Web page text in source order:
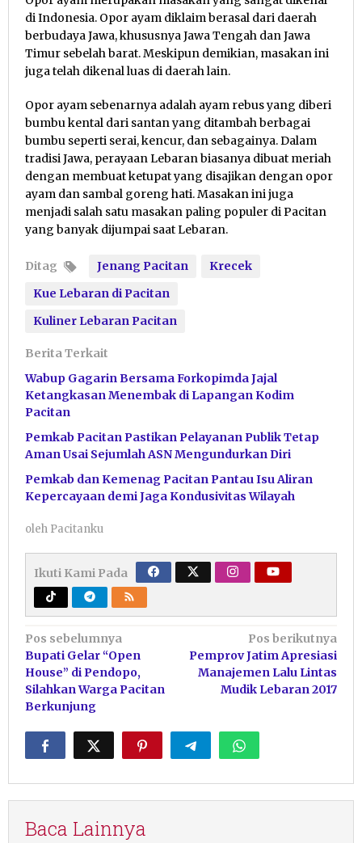
di Indonesia. Opor ayam diklaim berasal dari daerah
berbudaya Jawa, khususnya Jawa Tengah dan Jawa
Timur sebelah barat. Meskipun demikian, masakan ini
juga telah dikenal luas di daerah lain.
Opor ayam sebenarnya adalah ayam rebus yang diberi
bumbu kental dari santan yang ditambah berbagai
bumbu seperti serai, kencur, dan sebagainya. Dalam
tradisi Jawa, perayaan Lebaran biasanya dibuat meriah
dengan membuat ketupat yang disajikan dengan opor
ayam dan sambal goreng hati. Masakan ini juga
menjadi salah satu masakan paling populer di Pacitan
yang banyak dijumpai saat Lebaran.
Ditag Jenang Pacitan
Krecek
Kue Lebaran di Pacitan
Kuliner Lebaran Pacitan
Berita Terkait
Wabup Gagarin Bersama Forkopimda Jajal
Ketangkasan Menembak di Lapangan Kodim
Pacitan
Pemkab Pacitan Pastikan Pelayanan Publik Tetap
Aman Usai Sejumlah ASN Mengundurkan Diri
Pemkab dan Kemenag Pacitan Pantau Isu Aliran
Kepercayaan demi Jaga Kondusivitas Wilayah
oleh Pacitanku
Ikuti Kami Pada
Navigasi
pos
Pos sebelumnya
Bupati Gelar “Open
House” di Pendopo,
Silahkan Warga Pacitan
Berkunjung
Pos berikutnya
Pemprov Jatim Apresiasi
Manajemen Lalu Lintas
Mudik Lebaran 2017
Baca Lainnya